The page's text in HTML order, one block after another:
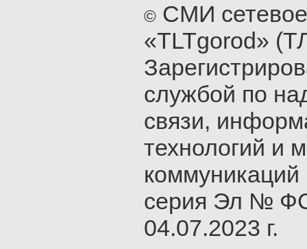
© СМИ
«TLTgorod»
службой по
связи,
технологий и
серия Эл №
04.07.2023 г.